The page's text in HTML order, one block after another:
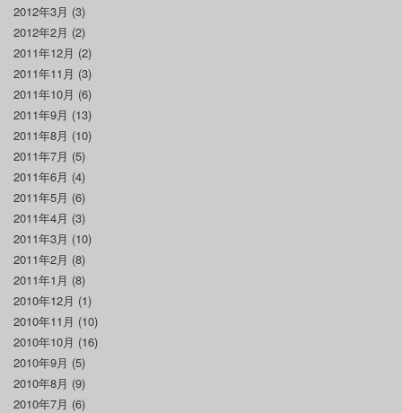
2012年3月 (3)
2012年2月 (2)
2011年12月 (2)
2011年11月 (3)
2011年10月 (6)
2011年9月 (13)
2011年8月 (10)
2011年7月 (5)
2011年6月 (4)
2011年5月 (6)
2011年4月 (3)
2011年3月 (10)
2011年2月 (8)
2011年1月 (8)
2010年12月 (1)
2010年11月 (10)
2010年10月 (16)
2010年9月 (5)
2010年8月 (9)
2010年7月 (6)